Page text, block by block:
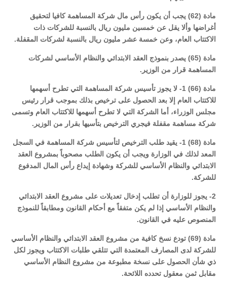
مادة (62) يجب أن يكون رأس مال شركة المساهمة كافيا لتحقيق
أغراضها وألا يقل عن خمسين مليون ريال بالنسبة للشركات ذات
الاكتتاب العام، وعن خمسة عشر مليون ريال بالنسبة لشركات المقفلة.
مادة (65) يصدر بنموذج العقد الابتدائي والنظام الأساسي لشركات
المساهمة قرار من الوزير.
مادة (66) 1- لا يجوز تأسيس شركة المساهمة التي تطرح أسهمها
للاكتتاب العام إلا بعد الحصول على ترخيص بذلك بموجب قرار رئيس
مجلس الوزراء، أما الشركة التي لا تطرح أسهمها للاكتتاب العام وتسمى
شركة مساهمة مقفلة فيجري الترخيص بتأسيها بقرار من الوزير.
مادة (68) 1- يقيد طلب الترخيص لتأسيس شركة المساهمة في السجل
المعد لذلك في الوزارة ويجب أن يكون الطلب مصحوباً بمشروع العقد
الابتدائي والنظام الأساسي للشركة وشهادة إيداع رأس المال المدفوع
للشركة.
2- يجوز للوزارة أن تطلب إدخال تعديلات على مشروع العقد الابتدائي
والنظام الأساسي إذا لم يكن متفقاً مع أحكام القانون ومطابقاً للنموذج
المنصوص عليه في القانون.
مادة (69) تودع نسخ كافية من مشروع العقد الابتدائي والنظام الأساسي
للشركة لدى المصارف المعتمدة التي تتلقي طلبات الاكتتاب ويجوز لكل
ذي شأن الحصول على نسخة مطبوعة من مشروع النظام الأساسي
مقابل ثمن معقول تحدده اللائحة.